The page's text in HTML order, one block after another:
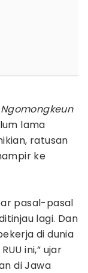
Ngomongkeun
lama
ratusan
ke
pasal-pasal
lagi. Dan
di dunia
ini,” ujar
di Jawa